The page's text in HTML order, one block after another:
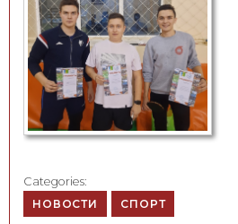
Categories:
НОВОСТИ
СПОРТ